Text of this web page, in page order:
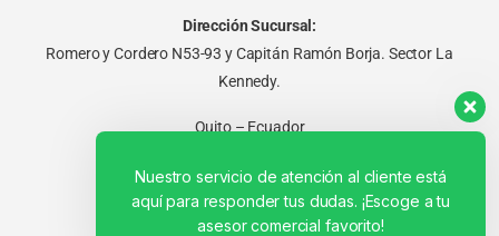
Dirección Sucursal:
Romero y Cordero N53-93 y Capitán Ramón Borja. Sector La
Kennedy.
Quito – Ecuador
Nuestro servicio de atención al cliente está
aquí para responder tus dudas. ¡Escoge a tu
asesor comercial favorito!